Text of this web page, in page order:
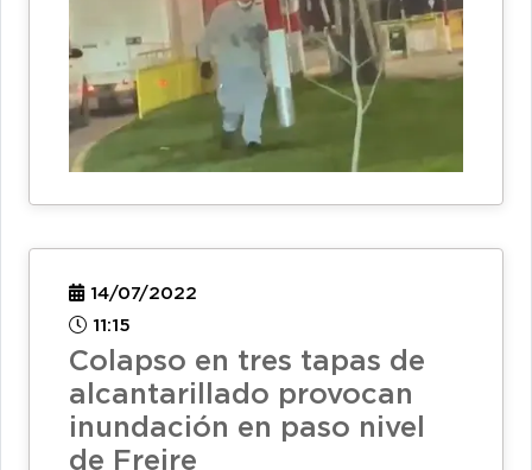
14/07/2022
11:15
Colapso en tres tapas de
alcantarillado provocan
inundación en paso nivel
de Freire